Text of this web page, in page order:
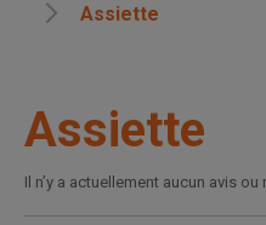
Assiette
Assiette
Il n’y a actuellement aucun avis